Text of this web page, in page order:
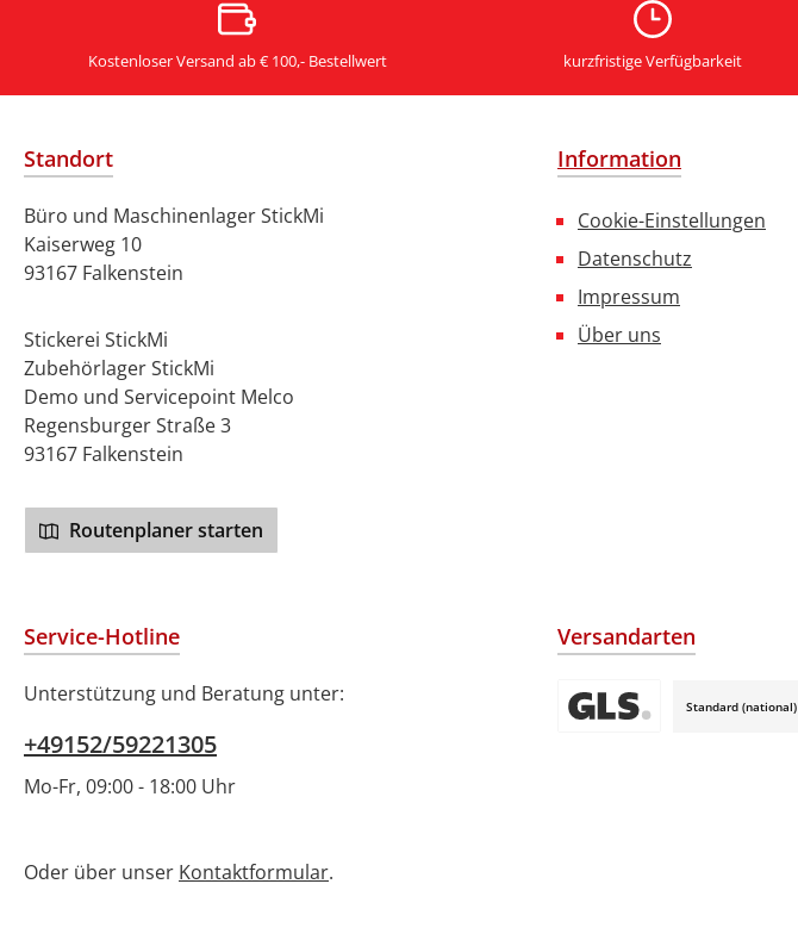
Kostenloser Versand ab € 100,- Bestellwert kurzfristige Verfügbarkeit
Standort
Büro und Maschinenlager StickMi
Kaiserweg 10
93167 Falkenstein
Stickerei StickMi
Zubehörlager StickMi
Demo und Servicepoint Melco
Regensburger Straße 3
93167 Falkenstein
Routenplaner starten
Information
Cookie-Einstellungen
Datenschutz
Impressum
Über uns
Service-Hotline
Unterstützung und Beratung unter:
+49152/59221305
Mo-Fr, 09:00 - 18:00 Uhr
Oder über unser Kontaktformular.
Versandarten
Standard (national)